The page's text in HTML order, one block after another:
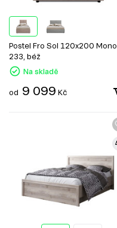
Postel Fro Sol 120x200 Mono
233, béž
Na skladě
od 9 099 Kč